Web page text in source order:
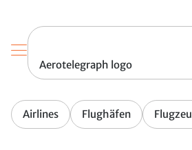
Aerotelegraph logo
Airlines Flughäfen